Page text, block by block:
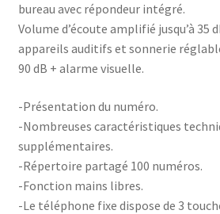
bureau avec répondeur intégré.
Volume d’écoute amplifié jusqu’à 35
appareils auditifs et sonnerie réglable
90 dB + alarme visuelle.
-Présentation du numéro.
-Nombreuses caractéristiques
supplémentaires.
-Répertoire partagé 100 numéros.
-Fonction mains libres.
-Le téléphone fixe dispose de 3